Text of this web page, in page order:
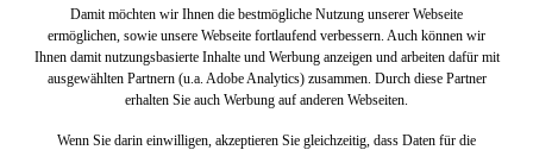
Damit möchten wir Ihnen die bestmögliche Nutzung unserer Webseite
ermöglichen, sowie unsere Webseite fortlaufend verbessern. Auch können wir
Ihnen damit nutzungsbasierte Inhalte und Werbung anzeigen und arbeiten dafür mit
ausgewählten Partnern (u.a. Adobe Analytics) zusammen. Durch diese Partner
erhalten Sie auch Werbung auf anderen Webseiten.
Wenn Sie darin einwilligen, akzeptieren Sie gleichzeitig, dass Daten für die